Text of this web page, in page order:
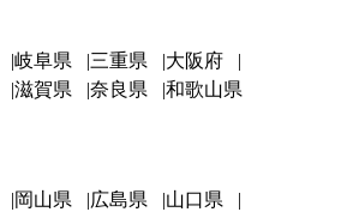
岐阜県 三重県
大阪府
滋賀県 奈良県 和歌山県
岡山県 広島県
山口県